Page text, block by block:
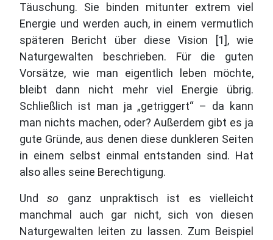
Täuschung. Sie binden mitunter extrem viel
Energie und werden auch, in einem vermutlich
späteren Bericht über diese Vision [1], wie
Naturgewalten beschrieben. Für die guten
Vorsätze, wie man eigentlich leben möchte,
bleibt dann nicht mehr viel Energie übrig.
Schließlich ist man ja „getriggert“ – da kann
man nichts machen, oder? Außerdem gibt es ja
gute Gründe, aus denen diese dunkleren Seiten
in einem selbst einmal entstanden sind. Hat
also alles seine Berechtigung.
Undso ganz unpraktisch ist es vielleicht
manchmal auch gar nicht, sich von diesen
Naturgewalten leiten zu lassen. Zum Beispiel